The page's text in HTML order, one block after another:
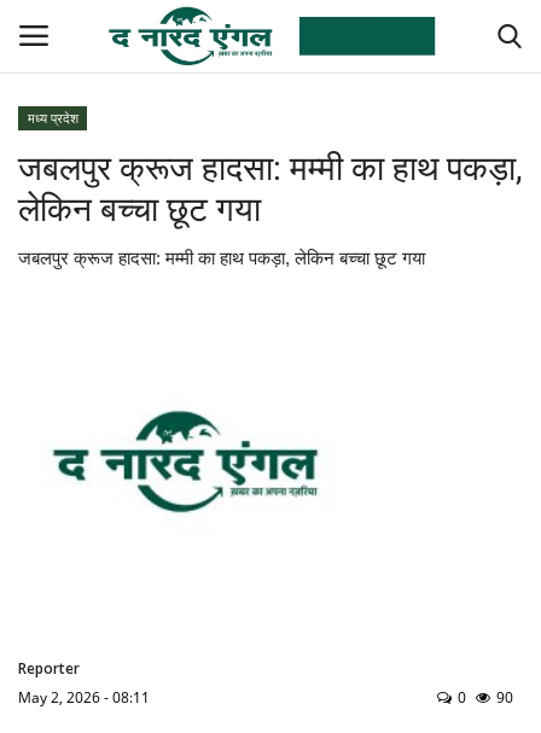
देश
विदेश
राजनीति
मध्य प्रदेश
जबलपुर क्रूज हादसा: मम्मी का हाथ पकड़ा,
लेकिन बच्चा छूट गया
जबलपुर क्रूज हादसा: मम्मी का हाथ पकड़ा, लेकिन बच्चा छूट गया
Reporter
May 2, 2026 - 08:11
0 90